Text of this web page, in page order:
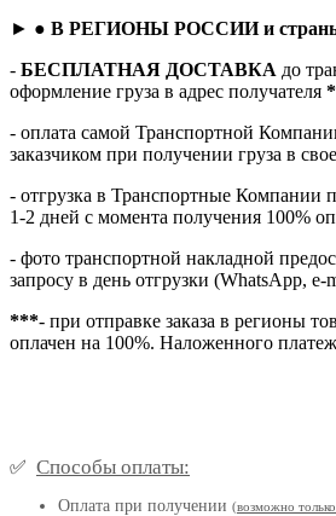
► ● В РЕГИОНЫ РОССИИ и
- БЕСПЛАТНАЯ ДОСТАВКА до
оформление груза в адрес получателя
- оплата самой Транспортной
заказчиком при получении груза в
- отгрузка в Транспортные Компании
1-2 дней с момента получения 100%
- фото транспортной накладной
запросу в день отгрузки (WhatsApp,
***- при отправке заказа в регионы
оплачен на 100%. Наложенного
✅ Способы оплаты:
Оплата при получении (возможно